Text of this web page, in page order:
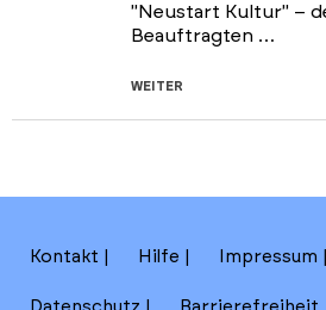
"Neustart Kultur" –
Beauftragten …
WEITER
Kontakt Hilfe Impressum